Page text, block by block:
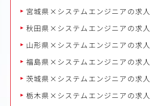
宮城県×システムエンジニアの求人
秋田県×システムエンジニアの求人
山形県×システムエンジニアの求人
福島県×システムエンジニアの求人
茨城県×システムエンジニアの求人
栃木県×システムエンジニアの求人